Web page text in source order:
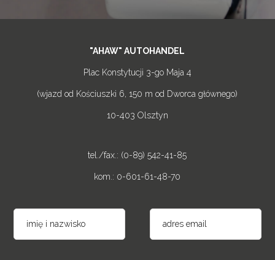
"AHAW" AUTOHANDEL
Plac Konstytucji 3-go Maja 4
(wjazd od Kościuszki 6, 150 m od Dworca głównego)
10-403 Olsztyn
tel./fax.: (0-89) 542-41-85
kom.: 0-601-61-48-70